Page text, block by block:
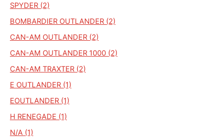
SPYDER (2)
BOMBARDIER OUTLANDER (2)
CAN-AM OUTLANDER (2)
CAN-AM OUTLANDER 1000 (2)
CAN-AM TRAXTER (2)
E OUTLANDER (1)
EOUTLANDER (1)
H RENEGADE (1)
N/A (1)